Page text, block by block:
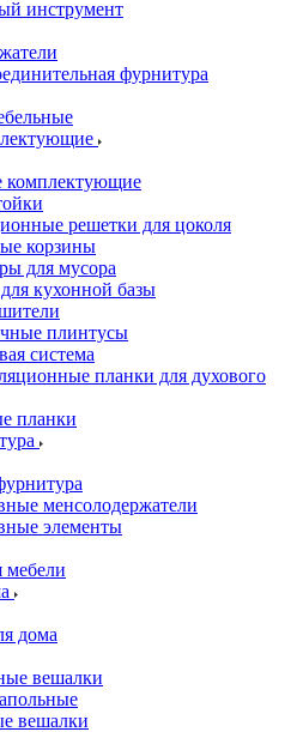
инструмент
фурнитура
комплектующие
решетки для цоколя
корзины
для мусора
кухонной базы
плинтусы
система
планки для духового
планки
менсолодержатели
элементы
мебели
дома
вешалки
вешалки